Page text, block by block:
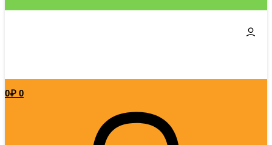
0₽ 0